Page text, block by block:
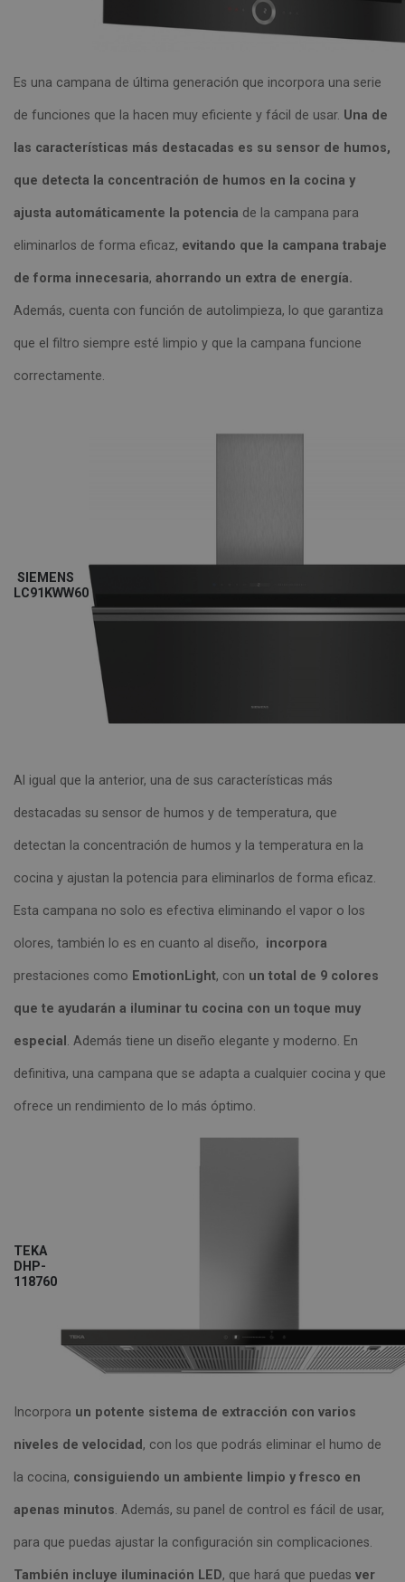
Es una campana de última generación que incorpora una serie
de funciones que la hacen muy eficiente y fácil de usar. Una de
las características más destacadas es su sensor de humos,
que detecta la concentración de humos en la cocina y
ajusta automáticamente la potencia de la campana para
eliminarlos de forma eficaz, evitando que la campana trabaje
de forma innecesaria, ahorrando un extra de energía.
Además, cuenta con función de autolimpieza, lo que garantiza
que el filtro siempre esté limpio y que la campana funcione
correctamente.
SIEMENS
LC91KWW60
Al igual que la anterior, una de sus características más
destacadas su sensor de humos y de temperatura, que
detectan la concentración de humos y la temperatura en la
cocina y ajustan la potencia para eliminarlos de forma eficaz.
Esta campana no solo es efectiva eliminando el vapor o los
olores, también lo es en cuanto al diseño, incorpora
prestaciones como EmotionLight, con un total de 9 colores
que te ayudarán a iluminar tu cocina con un toque muy
especial . Además tiene un diseño elegante y moderno. En
definitiva, una campana que se adapta a cualquier cocina y que
ofrece un rendimiento de lo más óptimo.
TEKA
DHP-
118760
Incorpora un potente sistema de extracción con varios
niveles de velocidad , con los que podrás eliminar el humo de
la cocina, consiguiendo un ambiente limpio y fresco en
apenas minutos. Además, su panel de control es fácil de usar,
para que puedas ajustar la configuración sin complicaciones.
También incluye iluminación LED, que hará que puedas ver